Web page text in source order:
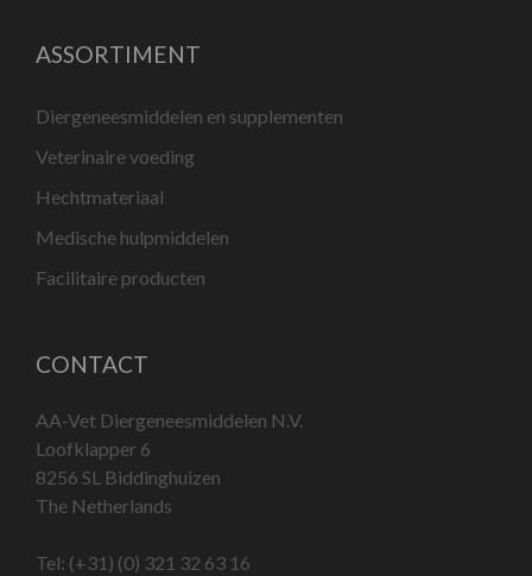
ASSORTIMENT
Diergeneesmiddelen en supplementen
Veterinaire voeding
Hechtmateriaal
Medische hulpmiddelen
Facilitaire producten
CONTACT
AA-Vet Diergeneesmiddelen N.V.
Loofklapper 6
8256 SL Biddinghuizen
The Netherlands
Tel: (+31) (0) 321 32 63 16